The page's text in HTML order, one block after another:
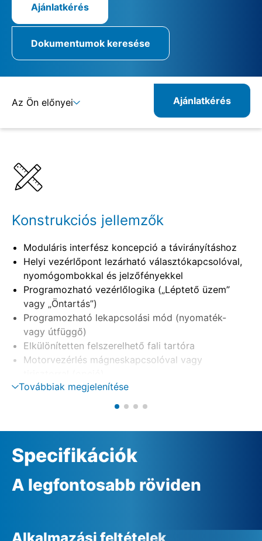
Ajánlatkérés
Dokumentumok keresése
Az Ön előnyei Ajánlatkérés
Konstrukciós jellemzők
Moduláris interfész koncepció a távirányításhoz
Helyi vezérlőpont lezárható választókapcsolóval,
nyomógombokkal és jelzőfényekkel
Programozható vezérlőlogika („Léptető üzem”
vagy „Öntartás”)
Programozható lekapcsolási mód (nyomaték-
vagy útfüggő)
Elkülönítetten felszerelhető fali tartóra
Motorvezérlés mágneskapcsolóval vagy
Fázisellenőrzés automatikus fáziskorrekcióval
Külső 24 VDC tápellátás (opció)
Továbbiak megjelenítése
Specifikációk
A legfontosabb röviden
Alkalmazási feltételek